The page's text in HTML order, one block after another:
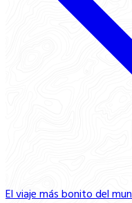
El viaje más bonito del